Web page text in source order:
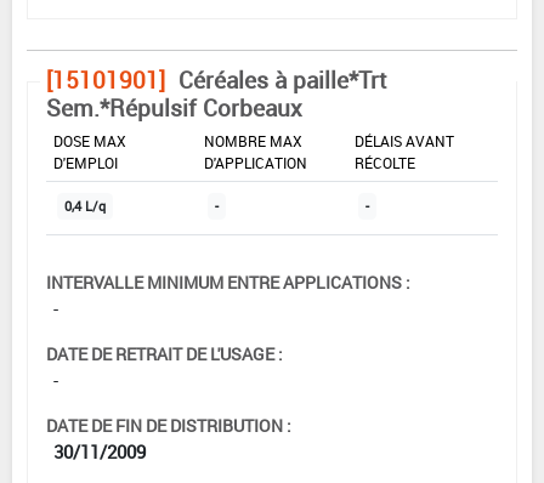
[15101901] Céréales à paille*Trt
Sem.*Répulsif Corbeaux
DOSE MAX
D'EMPLOI
NOMBRE MAX
D'APPLICATION
DÉLAIS AVANT
RÉCOLTE
0,4 L/q - -
INTERVALLE MINIMUM ENTRE APPLICATIONS :
-
DATE DE RETRAIT DE L'USAGE :
-
DATE DE FIN DE DISTRIBUTION :
30/11/2009